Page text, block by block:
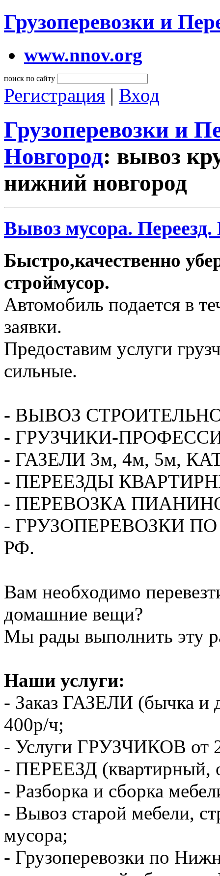
Грузоперевозки и
www.nnov.org
поиск по сайту
Регистрация | Вход
Грузоперевозки и
Новгород: вывоз
нижний новгород
Вывоз мусора.
Быстро,качественно
строймусор.
Автомобиль подается в
заявки.
Предоставим услуги
сильные.
- ВЫВОЗ
- ГРУЗЧИКИ-
- ГАЗЕЛИ 3м, 4м, 5м,
- ПЕРЕЕЗДЫ
- ПЕРЕВОЗКА
- ГРУЗОПЕРЕВОЗКИ
РФ.
Вам необходимо
домашние вещи?
Мы рады выполнить эту
Наши услуги:
- Заказ ГАЗЕЛИ (бычка и
400р/ч;
- Услуги ГРУЗЧИКОВ от
- ПЕРЕЕЗД (квартирный,
- Разборка и сборка
- Вывоз старой мебели,
мусора;
- Грузоперевозки по